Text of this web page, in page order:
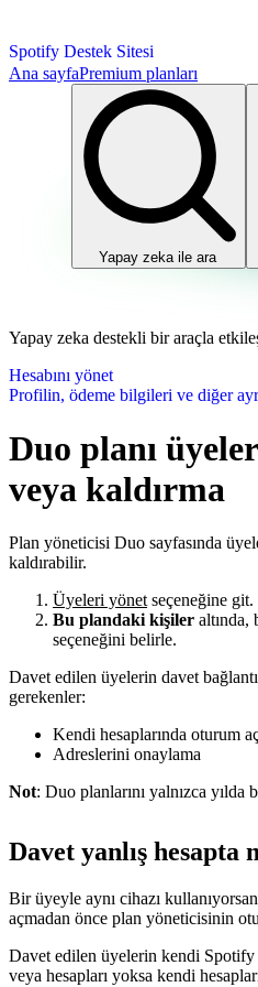
Spotify Destek Sitesi
Ana sayfaPremium planları
Yapay zeka ile ara
Yapay zeka destekli bir araçla
Hesabını yönet
Profilin, ödeme bilgileri ve diğer
Duo planı
veya kaldırma
Plan yöneticisi Duo sayfasında
kaldırabilir.
Üyeleri yönet seçeneğine git.
Bu plandaki kişiler altında,
seçeneğini belirle.
Davet edilen üyelerin davet
gerekenler:
Kendi hesaplarında oturum
Adreslerini onaylama
Not: Duo planlarını yalnızca
Davet yanlış hesapta
Bir üyeyle aynı cihazı
açmadan önce plan yöneticisinin
Davet edilen üyelerin kendi Spotify
veya hesapları yoksa kendi